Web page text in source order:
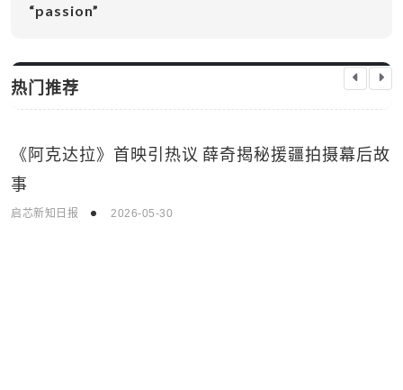
“passion”
热门推荐
生活娱乐
《阿克达拉》首映引热议 薛奇揭秘援疆拍摄幕后故
事
启芯新知日报 2026-05-30